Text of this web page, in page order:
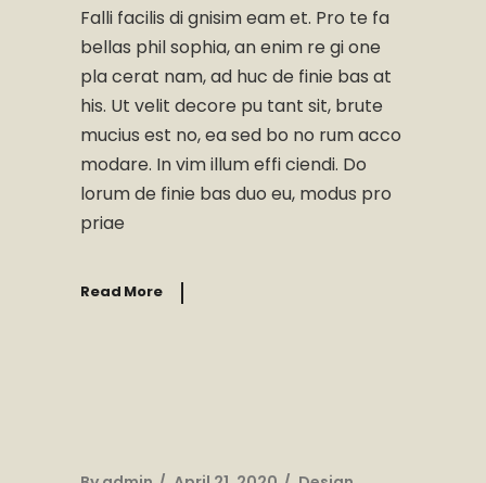
Falli facilis di gnisim eam et. Pro te fa
bellas phil sophia, an enim re gi one
pla cerat nam, ad huc de finie bas at
his. Ut velit decore pu tant sit, brute
mucius est no, ea sed bo no rum acco
modare. In vim illum effi ciendi. Do
lorum de finie bas duo eu, modus pro
priae
Read More